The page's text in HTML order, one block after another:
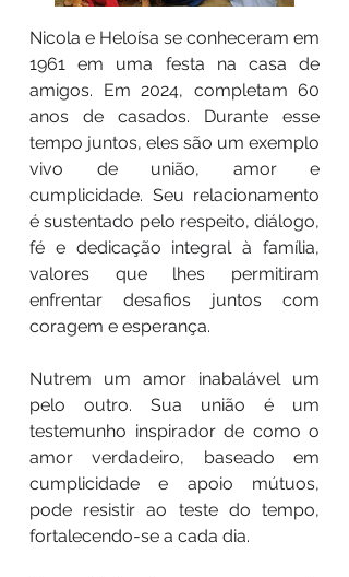
Nicola e Heloísa se conheceram em
1961 em uma festa na casa de
amigos. Em 2024, completam 60
anos de casados. Durante esse
tempo juntos, eles são um exemplo
vivo de união, amor e
cumplicidade. Seu relacionamento
é sustentado pelo respeito, diálogo,
fé e dedicação integral à família,
valores que lhes permitiram
enfrentar desafios juntos com
coragem e esperança.
Nutrem um amor inabalável um
pelo outro. Sua união é um
testemunho inspirador de como o
amor verdadeiro, baseado em
cumplicidade e apoio mútuos,
pode resistir ao teste do tempo,
fortalecendo-se a cada dia.